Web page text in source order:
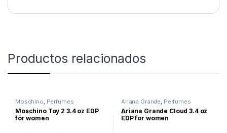
Productos relacionados
Moschino, Perfumes
Moschino Toy 2 3.4 oz EDP
for women
Ariana Grande, Perfumes
Ariana Grande Cloud 3.4 oz
EDP for women